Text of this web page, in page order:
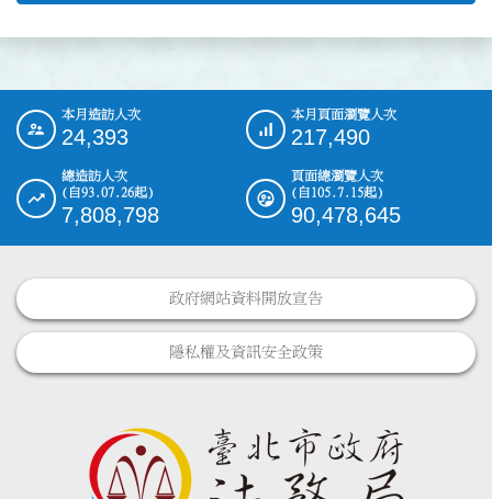
::: 本月造訪人次
24,393
本月頁面瀏覽人次
217,490
總造訪人次
(自93.07.26起)
7,808,798
頁面總瀏覽人次
(自105.7.15起)
90,478,645
政府網站資料開放宣告
隱私權及資訊安全政策